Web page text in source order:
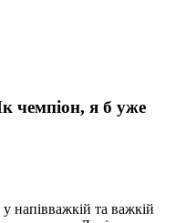
чемпіон, я б уже
напівважкій та важкій